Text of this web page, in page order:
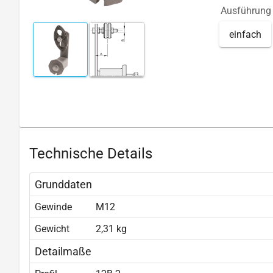
Ausführung
einfach
Technische Details
Grunddaten
Gewinde
M12
Gewicht
2,31 kg
Detailmaße